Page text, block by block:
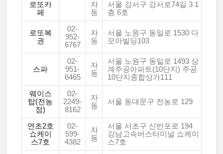
로또카
페
자
동
서울 강서구 강서로74길 3 1
층 6호
로또복
권
02-
952-
6767
자
동
서울 노원구 동일로 1530 다
모아빌딩103
스파
02-
951-
6465
자
동
서울 노원구 동일로 1493 상
계주공아파트(10단지) 주공
10단지종합상가111
웨이스
탑(전농
점)
02-
2249-
8162
자
동
서울 동대문구 전농로 129
연초2호
쇼케이
스7호
02-
599-
4382
자
동
서울 서초구 신반포로 194
강남고속버스터미널 쇼케이
스7호